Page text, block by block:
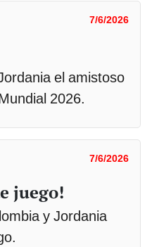
7/6/2026
el amistoso
2026.
7/6/2026
juego!
y Jordania